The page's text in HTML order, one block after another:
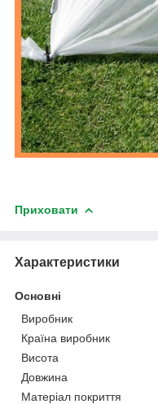
Приховати
Характеристики
Основні
Виробник
Країна виробник
Висота
Довжина
Матеріал покриття